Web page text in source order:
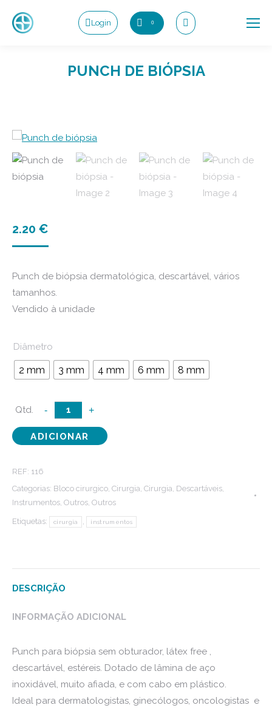
Login 0 Search:
PUNCH DE BIÓPSIA
2.20 €
Punch de biópsia dermatológica, descartável, vários
tamanhos.
Vendido à unidade
Diâmetro
2 mm 3 mm 4 mm 6 mm 8 mm
-
Quantidade
de
Punch
+
ADICIONAR
REF: 116
Categorias: Bloco cirurgico, Cirurgia, Cirurgia, Descartáveis,
Instrumentos, Outros, Outros
Etiquetas: cirurgia , instrumentos
DESCRIÇÃO
INFORMAÇÃO ADICIONAL
Punch para biópsia sem obturador, látex free ,
descartável, estéreis. Dotado de lâmina de aço
inoxidável, muito afiada, e com cabo em plástico.
Ideal para dermatologistas, ginecólogos, oncologistas e